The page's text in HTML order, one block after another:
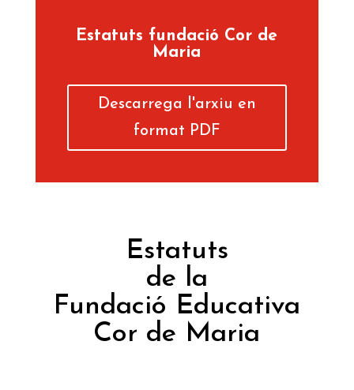
Estatuts fundació Cor de
Maria
Descarrega l'arxiu en
format PDF
Estatuts
de la
Fundació Educativa
Cor de Maria